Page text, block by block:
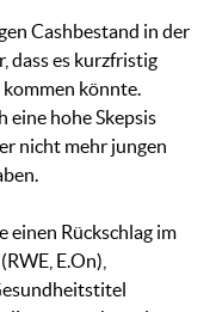
Cashbestand in der
dass es kurzfristig
könnte.
hohe Skepsis
nicht mehr jungen
einen Rückschlag im
E.On),